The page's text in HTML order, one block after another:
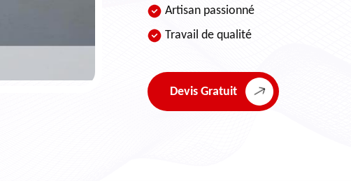
Artisan passionné
Travail de qualité
Devis Gratuit